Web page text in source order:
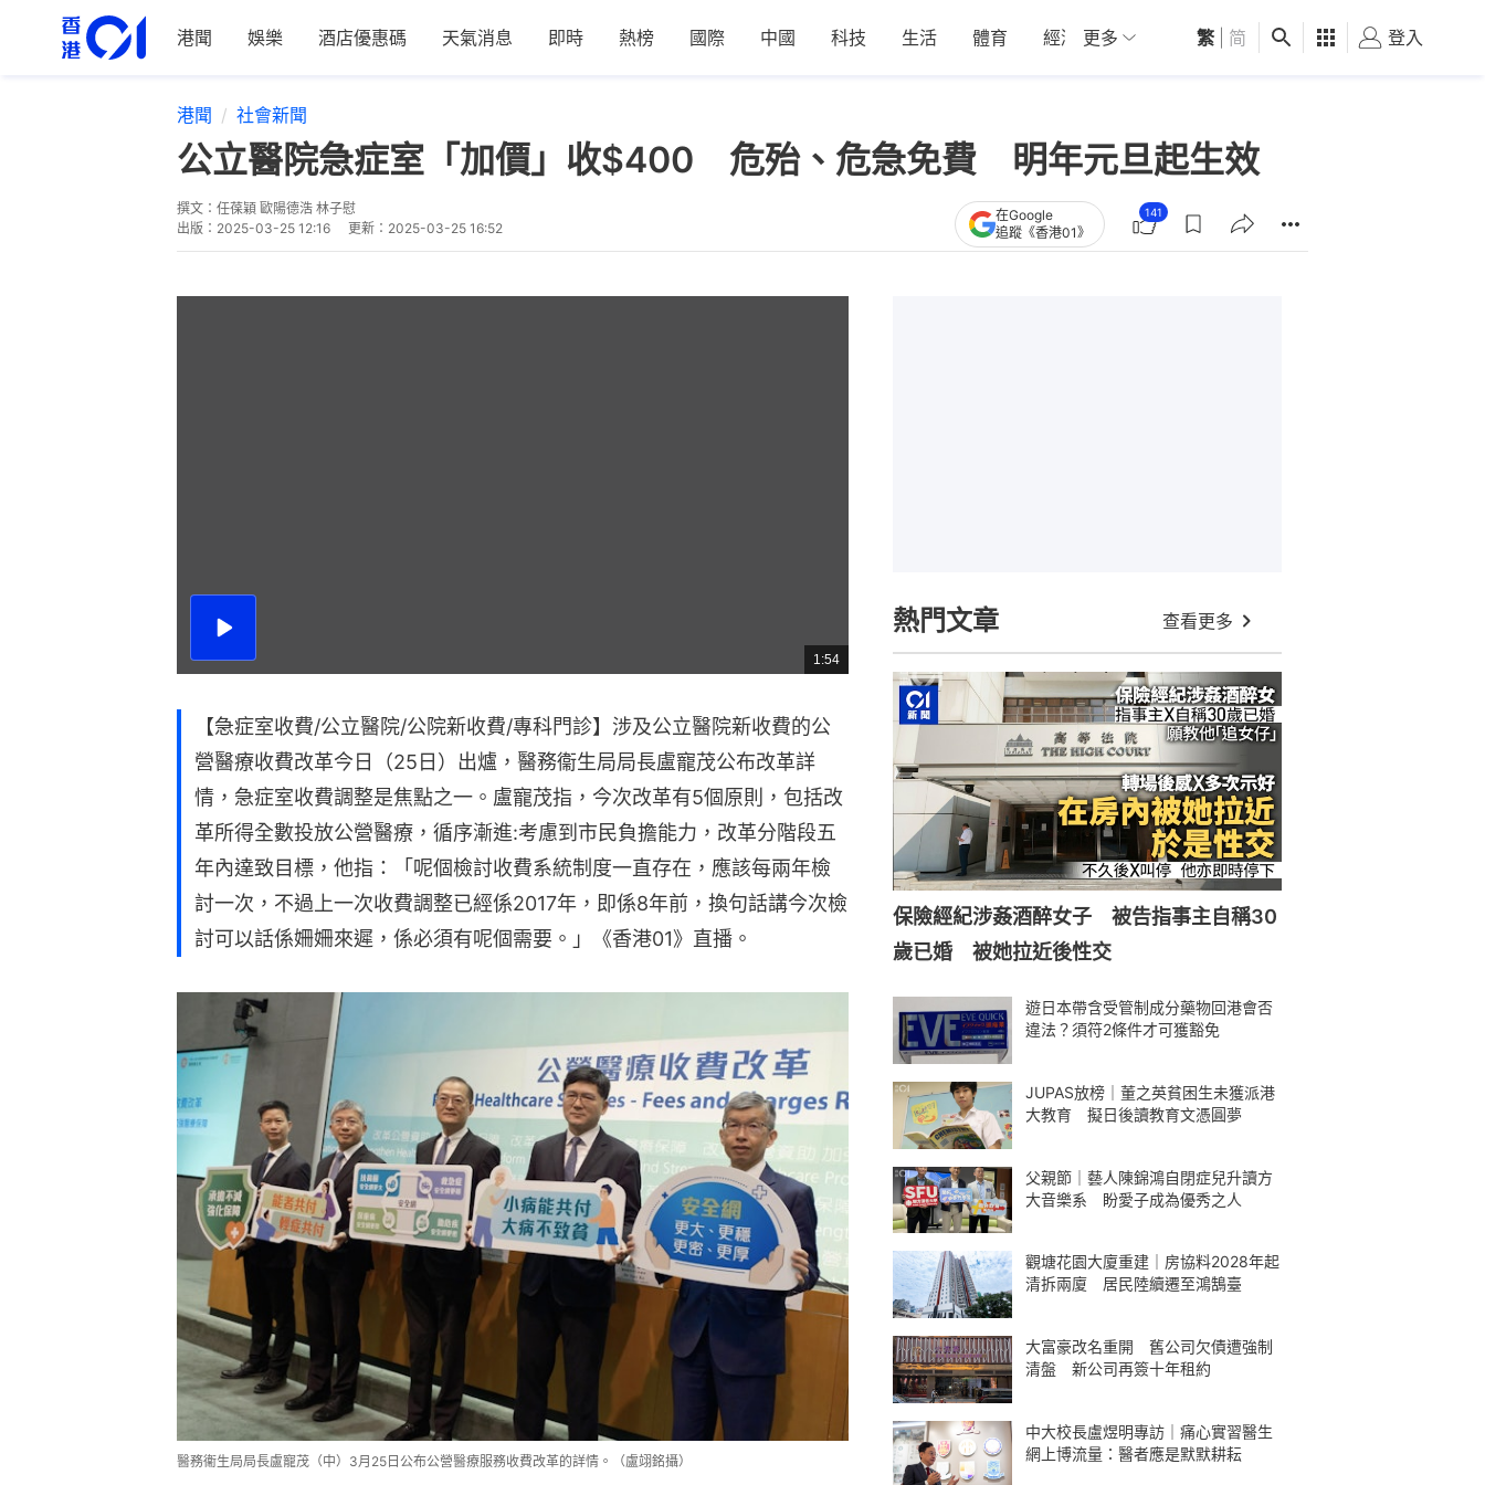
港聞 娛樂 酒店優惠碼 天氣消息 即時 熱榜 國際 中國 科技 生活 體育 經濟 01深圳 觀點 健康 好食玩飛
更多 繁 简 登入
港聞 社會新聞
公立醫院急症室「加價」收$400 危殆、危急免費 明年元旦起生效
撰文： 任葆穎 歐陽德浩 林子慰
出版： 2025-03-25 12:16 更新： 2025-03-25 16:52
在Google
追蹤《香港01》
141
播
總
共
1:54
【急症室收費/公立醫院/公院新收費/專科門診】涉及公立醫院新收費的公
營醫療收費改革今日（25日）出爐，醫務衞生局局長盧寵茂公布改革詳
情，急症室收費調整是焦點之一。盧寵茂指，今次改革有5個原則，包括改
革所得全數投放公營醫療，循序漸進:考慮到市民負擔能力，改革分階段五
年內達致目標，他指：「呢個檢討收費系統制度一直存在，應該每兩年檢
討一次，不過上一次收費調整已經係2017年，即係8年前，換句話講今次檢
討可以話係姍姍來遲，係必須有呢個需要。」《香港01》直播。
醫務衞生局局長盧寵茂（中）3月25日公布公營醫療服務收費改革的詳情。（盧翊銘攝）
熱門文章 查看更多
保險經紀涉姦酒醉女子 被告指事主自稱30
歲已婚 被她拉近後性交
遊日本帶含受管制成分藥物回港會否
違法？須符2條件才可獲豁免
JUPAS放榜｜董之英貧困生未獲派港
大教育 擬日後讀教育文憑圓夢
父親節｜藝人陳錦鴻自閉症兒升讀方
大音樂系 盼愛子成為優秀之人
觀塘花園大廈重建｜房協料2028年起
清拆兩廈 居民陸續遷至鴻鵠臺
大富豪改名重開 舊公司欠債遭強制
清盤 新公司再簽十年租約
中大校長盧煜明專訪｜痛心實習醫生
網上博流量：醫者應是默默耕耘